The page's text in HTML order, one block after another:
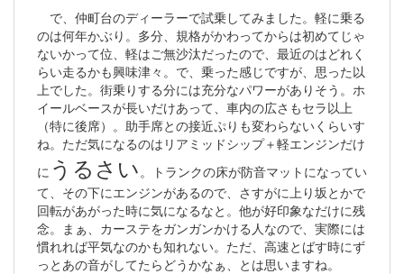
で、仲町台のディーラーで試乗してみました。軽に乗る
のは何年かぶり。多分、規格がかわってからは初めてじゃ
ないかって位、軽はご無沙汰だったので、最近のはどれく
らい走るかも興味津々。で、乗った感じですが、思った以
上でした。街乗りする分には充分なパワーがありそう。ホ
イールベースが長いだけあって、車内の広さもセラ以上
（特に後席）。助手席との接近ぷりも変わらないくらいす
ね。ただ気になるのはリアミッドシップ＋軽エンジンだけ
に うるさい。トランクの床が防音マットになってい
て、その下にエンジンがあるので、さすがに上り坂とかで
回転があがった時に気になるなと。他が好印象なだけに残
念。まぁ、カーステをガンガンかける人なので、実際には
慣れれば平気なのかも知れない。ただ、高速とばす時にず
っとあの音がしてたらどうかなぁ、とは思いますね。